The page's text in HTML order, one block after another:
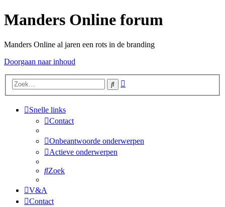
Manders Online forum
Manders Online al jaren een rots in de branding
Doorgaan naar inhoud
Zoek
Snelle links
Contact
Onbeantwoorde onderwerpen
Actieve onderwerpen
Zoek
V&A
Contact